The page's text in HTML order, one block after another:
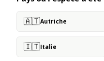
🇦🇹Autriche
🇮🇹Italie